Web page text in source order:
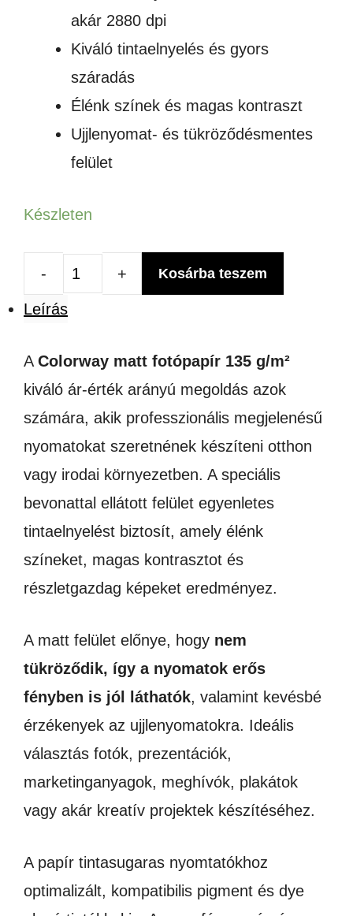
akár 2880 dpi
Kiváló tintaelnyelés és gyors
száradás
Élénk színek és magas kontraszt
Ujjlenyomat- és tükröződésmentes
felület
Készleten
matt
A4
–
135
g/m²
–
50
lap
mennyiség
Kosárba teszem
Leírás
A Colorway matt fotópapír 135 g/m²
kiváló ár-érték arányú megoldás azok
számára, akik professzionális megjelenésű
nyomatokat szeretnének készíteni otthon
vagy irodai környezetben. A speciális
bevonattal ellátott felület egyenletes
tintaelnyelést biztosít, amely élénk
színeket, magas kontrasztot és
részletgazdag képeket eredményez.
A matt felület előnye, hogy nem
tükröződik, így a nyomatok erős
fényben is jól láthatók, valamint kevésbé
érzékenyek az ujjlenyomatokra. Ideális
választás fotók, prezentációk,
marketinganyagok, meghívók, plakátok
vagy akár kreatív projektek készítéséhez.
A papír tintasugaras nyomtatókhoz
optimalizált, kompatibilis pigment és dye